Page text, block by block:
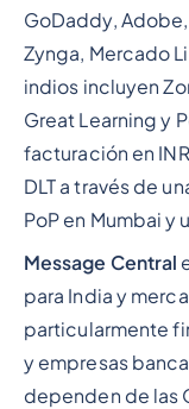
GoDaddy,
Zynga, Mercado
indios incluyen
Great Learning y
facturación en
DLT a través de
PoP en Mumbai y
Message Central
para India y
particularmente
y empresas
dependen de las